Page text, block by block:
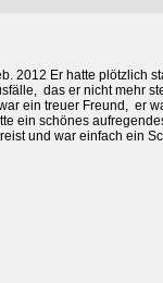
2012 Er hatte plötzlich
das er nicht mehr
ein treuer Freund, er
ein schönes
und war einfach ein